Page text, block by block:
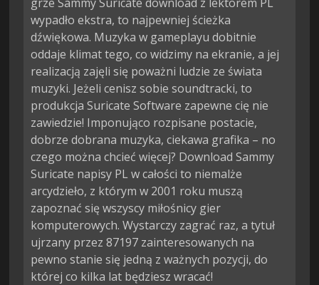
wypadło ekstra, to najpewniej ścieżka
dźwiękowa. Muzyka w gameplayu dobitnie
oddaje klimat tego, co widzimy na ekranie, a jej
realizacją zajęli się poważni ludzie ze świata
muzyki. Jeżeli cenisz sobie soundtracki, to
produkcja Suricate Software zapewne cię nie
zawiedzie! Imponująco rozpisane postacie,
dobrze dobrana muzyka, ciekawa grafika – no
czego można chcieć więcej? Download Sammy
Suricate napisy PL w całości to niemalże
arcydzieło, z którym w 2001 roku muszą
zapoznać się wszyscy miłośnicy gier
komputerowych. Wystarczy zagrać raz, a tytuł
ujrzany przez 87197 zainteresowanych na
pewno stanie się jedną z ważnych pozycji, do
której co kilka lat będziesz wracać!